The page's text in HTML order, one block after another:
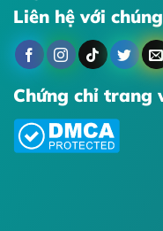
Liên hệ với
Chứng chỉ trang